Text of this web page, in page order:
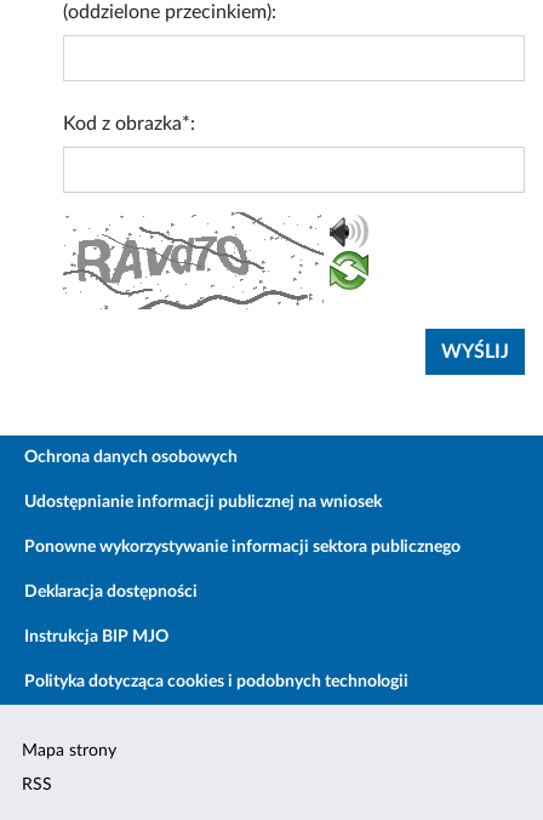
(oddzielone przecinkiem):
Kod z obrazka*:
Ochrona danych osobowych
Udostępnianie informacji publicznej na wniosek
Ponowne wykorzystywanie informacji sektora publicznego
Deklaracja dostępności
Instrukcja BIP MJO
Polityka dotycząca cookies i podobnych technologii
Mapa strony
RSS